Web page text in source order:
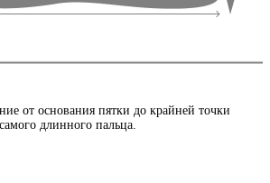
от основания пятки до крайней точки
самого длинного пальца.